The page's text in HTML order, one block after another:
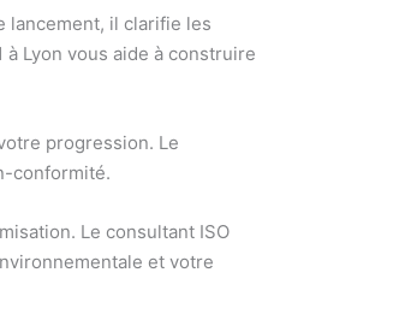
lancement, il clarifie les
Lyon vous aide à construire
progression. Le
conformité.
Le consultant ISO
et votre